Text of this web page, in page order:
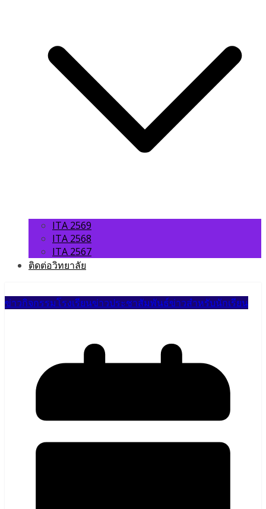
ITA 2569
ITA 2568
ITA 2567
ติดต่อวิทยาลัย
ข่าวกิจกรรมโรงเรียนข่าวประชาสัมพันธ์ข่าวสำหรับนักเรียน